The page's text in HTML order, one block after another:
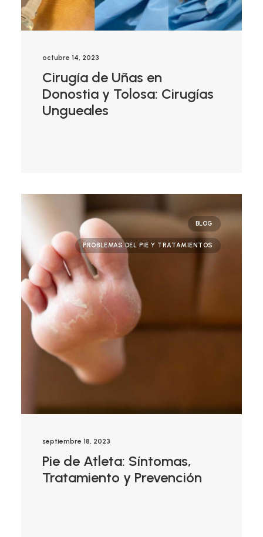
octubre 14, 2023
Cirugía de Uñas en
Donostia y Tolosa: Cirugías
Ungueales
BLOG
PROBLEMAS DEL PIE Y TRATAMIENTOS
septiembre 18, 2023
Pie de Atleta: Síntomas,
Tratamiento y Prevención